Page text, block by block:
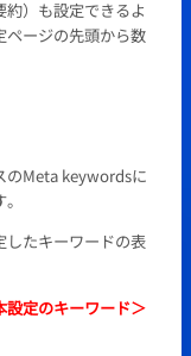
）も設定できるよ
ページの先頭から数
のMeta keywordsに
したキーワードの表
設定のキーワード＞